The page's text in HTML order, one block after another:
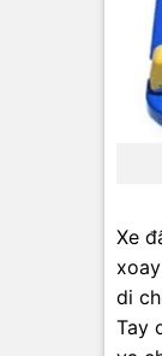
Xe
di
Tay